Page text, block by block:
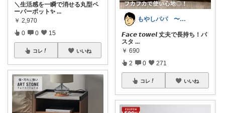
＼生活感を一瞬で消せる丸型ペ
ーパーポット✨ ...
￥ 2,970
0 0 15
コレ いいね
もやしパパ 〜育児・生活・雑貨〜
𝙁𝙖𝙘𝙚 𝙩𝙤𝙬𝙚𝙡 丈夫で長持ち！バ
スタ ...
￥ 690
2 0 271
コレ いいね